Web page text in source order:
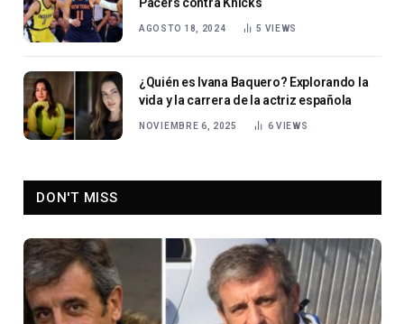
AGOSTO 18, 2024 5 VIEWS
¿Quién es Ivana Baquero? Explorando la
vida y la carrera de la actriz española
NOVIEMBRE 6, 2025 6VIEWS
DON'T MISS